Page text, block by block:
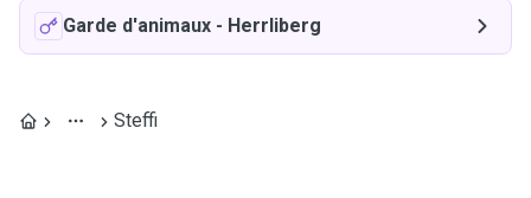
Garde d'animaux - Herrliberg
Steffi